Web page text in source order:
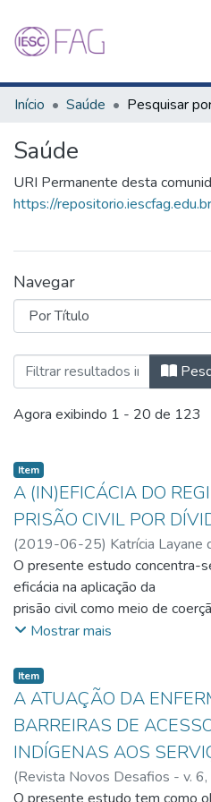
Comunidades e Coleções
Tudo no Repositório
Início Saúde Pesquisar
Saúde
URI Permanente desta
https://
Navegar
Navegando Saúde
Agora exibindo 1 - 20 de 123
Item
A (IN)EFICÁCIA DO
PRISÃO CIVIL POR
(2019-06-25) Katrícia Layane
Pinheiro Brito
O presente estudo concentra-
eficácia na aplicação da
prisão civil como meio de
cumprimento da obrigação
favor do alimentando que
é o credor dos alimentos,
de subsistência
revestida pelo princípio da
pelo Pacto de São José
da Costa Rica. Será abordada
Mostrar mais
Item
A ATUAÇÃO DA
BARREIRAS DE
INDÍGENAS AOS
(Revista Novos Desafios - v.